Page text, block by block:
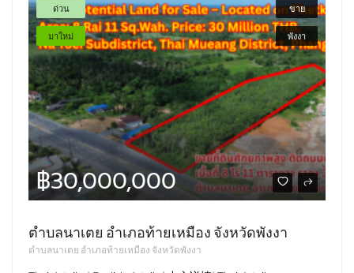
ด่วน
มาใหม่
ขาย
พังงา
฿30,000,000
ตำบลนาเตย อำเภอท้ายเหมือง จังหวัดพังงา
ตำบลนาเตย อำเภอท้ายเหมือง จังหวัดพังงา